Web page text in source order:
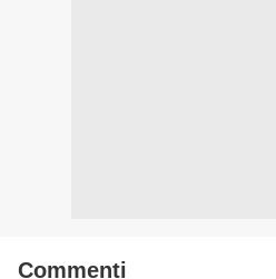
Commenti